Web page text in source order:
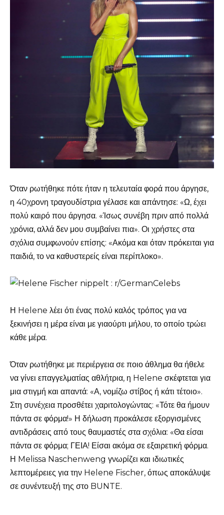
Όταν ρωτήθηκε πότε ήταν η τελευταία φορά που άργησε,
η 40χρονη τραγουδίστρια γέλασε και απάντησε: «Ω, έχει
πολύ καιρό που άργησα. «Ίσως συνέβη πριν από πολλά
χρόνια, αλλά δεν μου συμβαίνει πια». Οι χρήστες στα
σχόλια συμφωνούν επίσης: «Ακόμα και όταν πρόκειται για
παιδιά, το να καθυστερείς είναι περίπλοκο».
Η Helene λέει ότι ένας πολύ καλός τρόπος για να
ξεκινήσει η μέρα είναι με γιαούρτι μήλου, το οποίο τρώει
κάθε μέρα.
Όταν ρωτήθηκε με περιέργεια σε ποιο άθλημα θα ήθελε
να γίνει επαγγελματίας αθλήτρια, η Helene σκέφτεται για
μια στιγμή και απαντά: «Α, νομίζω στίβος ή κάτι τέτοιο».
Στη συνέχεια προσθέτει χαριτολογώντας: «Τότε θα ήμουν
πάντα σε φόρμα!» Η δήλωση προκάλεσε εξοργισμένες
αντιδράσεις από τους θαυμαστές στα σχόλια: «Θα είσαι
πάντα σε φόρμα; ΓΕΙΑ! Είσαι ακόμα σε εξαιρετική φόρμα.
Η Melissa Naschenweng γνωρίζει και ιδιωτικές
λεπτομέρειες για την Helene Fischer, όπως αποκάλυψε
σε συνέντευξή της στο BUNTE.